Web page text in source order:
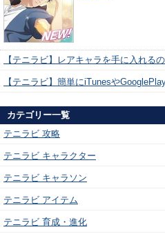
【テニラビ】レアキャラを手に入れる
【テニラビ】簡単にiTunesや
カテゴリー一覧
テニラビ 攻略
テニラビ キャラクター
テニラビ キャラソン
テニラビ アイテム
テニラビ 育成・進化